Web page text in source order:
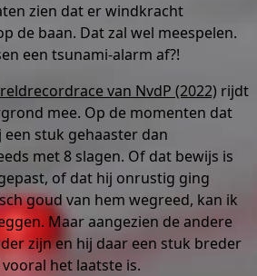
zien dat er windkracht
de baan. Dat zal wel meespelen.
een tsunami-alarm af?!
van NvdP (2022) rijdt
mee. Op de momenten dat
stuk gehaaster dan
met 8 slagen. Of dat bewijs is
of dat hij onrustig ging
goud van hem wegreed, kan ik
Maar aangezien de andere
zijn en hij daar een stuk breder
het laatste is.